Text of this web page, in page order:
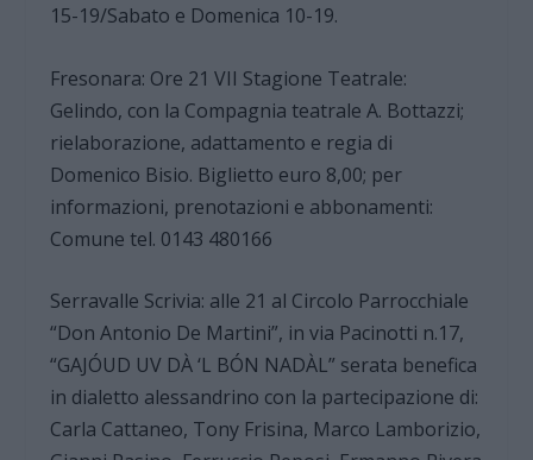
15-19/Sabato e Domenica 10-19.
Fresonara: Ore 21 VII Stagione Teatrale:
Gelindo, con la Compagnia teatrale A. Bottazzi;
rielaborazione, adattamento e regia di
Domenico Bisio. Biglietto euro 8,00; per
informazioni, prenotazioni e abbonamenti:
Comune tel. 0143 480166
Serravalle Scrivia: alle 21 al Circolo Parrocchiale
“Don Antonio De Martini”, in via Pacinotti n.17,
“GAJÓUD UV DÀ ‘L BÓN NADÀL” serata benefica
in dialetto alessandrino con la partecipazione di:
Carla Cattaneo, Tony Frisina, Marco Lamborizio,